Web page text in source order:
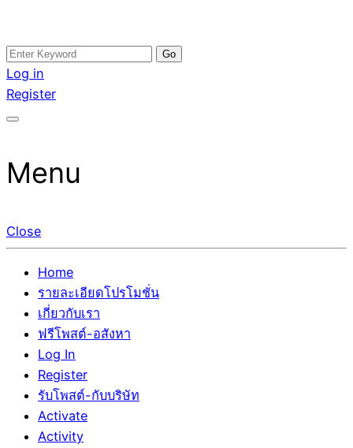
Skip
to
content
อสังหาโพสต์ รีวิวเยอะ รับจ้างโพสต์ขายบ้าน รับจ้างโพสต์อสัง
หา แตกต่างอย่างตั้งใจ รับรองผล อันดับ1 การโพสต์ขายอสังหา
กับทีมงานบริษัท บ้าน ที่ดิน คอนโด ติดGoogleหน้าแรกได้จริงๆ
รับจ้างโพสอสังหา ขายบ้าน อสังหาโพสต์ เชื่อถือได้จริง รับ
โพสต์ ที่ดิน กับทีมงานบริษัท ถูกและดีที่สุด ไม่มีค่านายหน้า
ขายได้จริงๆ ช่วยสร้างโอกาสในการขายได้มากกว่า ที่เดียว ที่
Search
for:
Log in
Register
Menu
Close
Home
รายละเอียดโปรโมชั่น
เกี่ยวกับเรา
ฟรีโพสต์-อสังหา
Log In
Register
รับโพสต์-กับบริษัท
Activate
Activity